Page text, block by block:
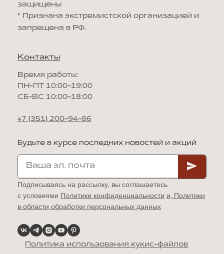
защищены
* Признана экстремистской организацией и
запрещена в РФ.
Контакты
Время работы:
ПН-ПТ 10:00-19:00
СБ-ВС 10:00-18:00
+7 (351) 200-94-86
Будьте в курсе последних новостей и акций
Подписываясь на рассылку, вы соглашаетесь
с условиями Политики конфиденциальности и, Политики
в области обработки персональных данных
Политика использования кукис-файлов